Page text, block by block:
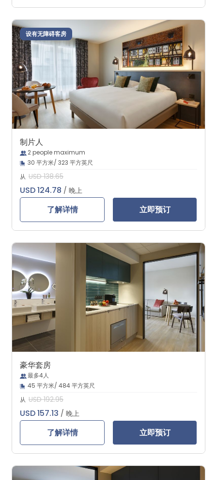
设有无障碍客房
制片人
2 people maximum
30 平方米/ 323 平方英尺
从 USD 138.65
USD 124.78 / 晚上
了解详情 立即预订
豪华套房
最多4人
45 平方米/ 484 平方英尺
从 USD 192.95
USD 157.13 / 晚上
了解详情 立即预订